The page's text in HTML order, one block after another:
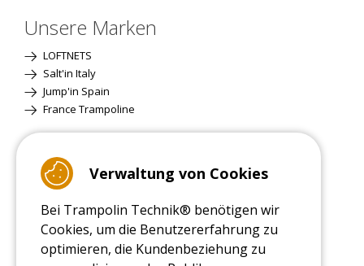
Unsere Marken
LOFTNETS
Salt'in Italy
Jump'in Spain
France Trampoline
Verwaltung von Cookies
Bei Trampolin Technik® benötigen wir
Cookies, um die Benutzererfahrung zu
optimieren, die Kundenbeziehung zu